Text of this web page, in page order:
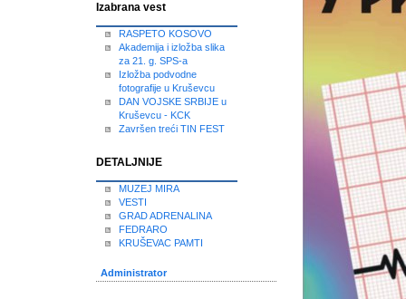
Izabrana vest
RASPETO KOSOVO
Akademija i izložba slika
za 21. g. SPS-a
Izložba podvodne
fotografije u Kruševcu
DAN VOJSKE SRBIJE u
Kruševcu - KCK
Završen treći TIN FEST
DETALJNIJE
MUZEJ MIRA
VESTI
GRAD ADRENALINA
FEDRARO
KRUŠEVAC PAMTI
Administrator